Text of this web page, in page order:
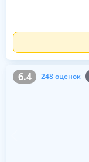
6.4 248 оценок
6.4 248 оценок